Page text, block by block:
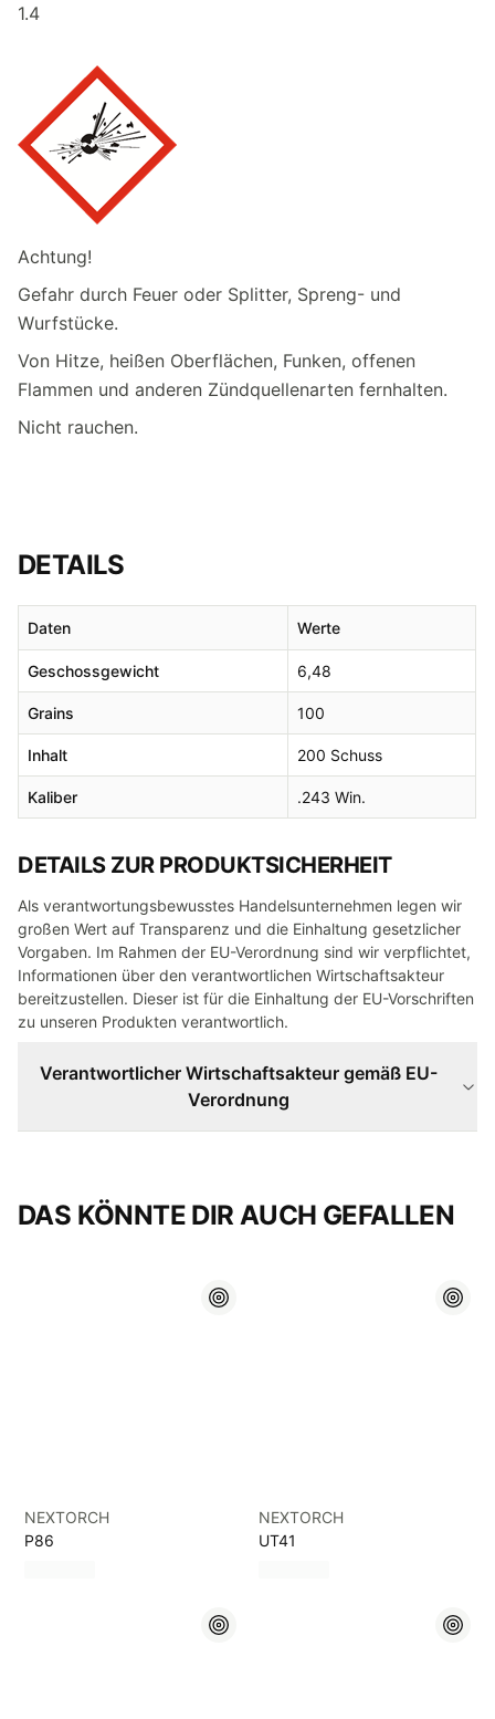
1.4
Achtung!
Gefahr durch Feuer oder Splitter, Spreng- und
Wurfstücke.
Von Hitze, heißen Oberflächen, Funken, offenen
Flammen und anderen Zündquellenarten fernhalten.
Nicht rauchen.
DETAILS
Daten Werte
Geschossgewicht 6,48
Grains 100
Inhalt 200 Schuss
Kaliber .243 Win.
DETAILS ZUR PRODUKTSICHERHEIT
Als verantwortungsbewusstes Handelsunternehmen legen wir
großen Wert auf Transparenz und die Einhaltung gesetzlicher
Vorgaben. Im Rahmen der EU-Verordnung sind wir verpflichtet,
Informationen über den verantwortlichen Wirtschaftsakteur
bereitzustellen. Dieser ist für die Einhaltung der EU-Vorschriften
zu unseren Produkten verantwortlich.
Verantwortlicher Wirtschaftsakteur gemäß EU-
Verordnung
DAS KÖNNTE DIR AUCH GEFALLEN
NEXTORCH
P86
NEXTORCH
UT41